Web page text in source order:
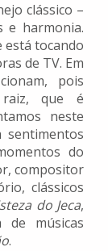
clássico –
e harmonia.
está tocando
de TV. Em
pois
raiz, que é
neste
sentimentos
do
compositor
clássicos
do Jeca,
de músicas
.